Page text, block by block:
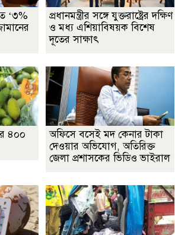
‘৩%
প্রধানমন্ত্রীর সঙ্গে যুক্তরাষ্ট্রের দক্ষিণ
ও মধ্য এশিয়াবিষয়ক বিশেষ
দূতের সাক্ষাৎ
৪০০
অফিসে বসেই মদ কেনার টাকা
দেওয়ার অভিযোগ, অতিরিক্ত
জেলা প্রশাসকের ভিডিও ভাইরাল